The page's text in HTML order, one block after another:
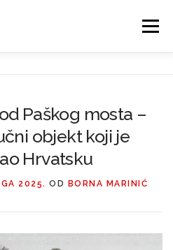
Izbornik
O MENI MEMBERSHIP
Paškog mosta –
objekt koji je
Hrvatsku
2025. OD BORNA MARINIĆ